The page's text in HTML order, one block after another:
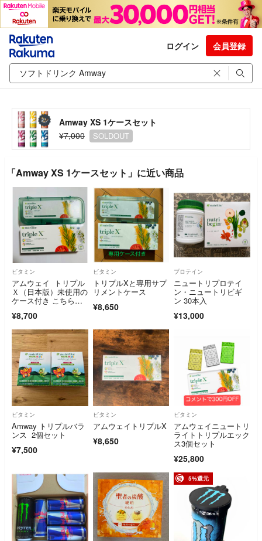
ログイン 会員登録
Amway XS 1ケースセット
¥7,000
SOLDOUT
「Amway XS 1ケースセット」に近い商品
ビタミン
アムウェイ トリプル
Ｘ（日本版）未使用の
ケース付き こちらサ
期限1年以上先のもの
をお送りします。
¥8,700
ビタミン
トリプルXと専用サプ
リメントケース
¥8,650
プロテイン
ニュートリプロテイ
ン・ニュートリビギ
ン 30本入
¥13,000
ビタミン
Amway トリプルバラ
ンス 2個セット
¥7,500
ビタミン
アムウェイトリプルX
¥8,650
ビタミン
アムウェイニュートリ
ライトトリプルエック
ス3個セット
¥25,800
5%還元